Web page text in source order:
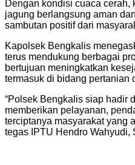
Dengan kondisi cuaca cerah,
jagung berlangsung aman
sambutan positif dari
Kapolsek Bengkalis
terus mendukung berbagai
bertujuan meningkatkan
termasuk di bidang pertanian
“Polsek Bengkalis siap hadir
memberikan pelayanan,
terciptanya masyarakat yang
tegas IPTU Hendro Wahyudi,